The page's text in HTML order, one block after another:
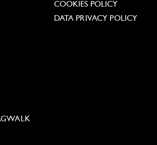
COOKIES POLICY
DATA PRIVACY POLICY